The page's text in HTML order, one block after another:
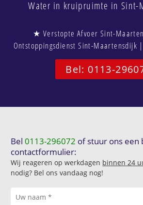
Water in kruipruimte in Sint-
★ Verstopte Afvoer Sint-
Ontstoppingsdienst Sint-
Bel: 0113-
Bel0113-296072 of stuur ons een
contactformulier:
Wij reageren op werkdagen binnen 24
nodig? Bel ons vandaag nog!